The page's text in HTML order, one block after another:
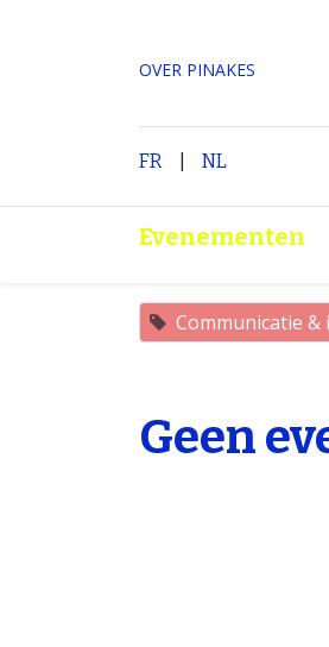
OVER PINAKES
FR | NL
Evenementen
Communicatie
Geen